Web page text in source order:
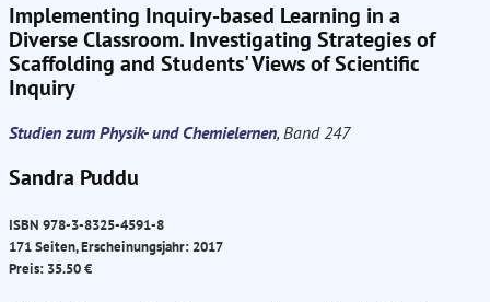
Implementing Inquiry-based Learning in a
Diverse Classroom. Investigating Strategies of
Scaffolding and Students' Views of Scientific
Inquiry
Studien zum Physik- und Chemielernen, Band 247
Sandra Puddu
ISBN 978-3-8325-4591-8
171 Seiten, Erscheinungsjahr: 2017
Preis: 35.50 €